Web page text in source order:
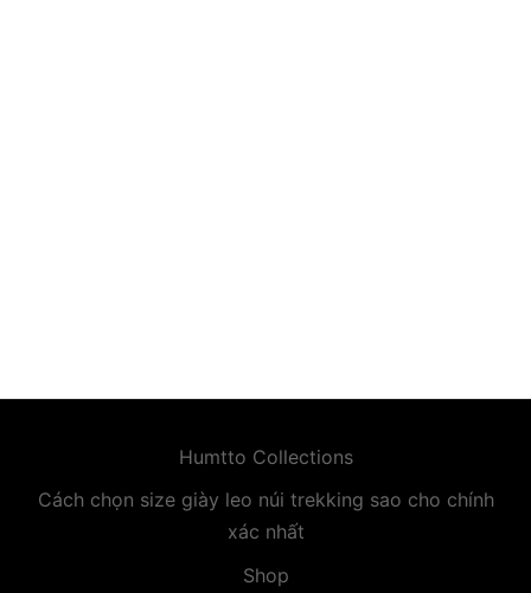
Humtto Collections
Cách chọn size giày leo núi trekking sao cho chính
xác nhất
Shop